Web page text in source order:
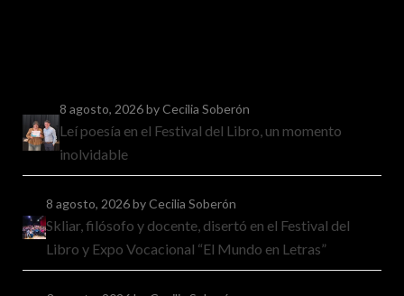
8 agosto, 2026by Cecilia Soberón
Leí poesía en el Festival del Libro, un momento
inolvidable
8 agosto, 2026by Cecilia Soberón
Skliar, filósofo y docente, disertó en el Festival del
Libro y Expo Vocacional “El Mundo en Letras”